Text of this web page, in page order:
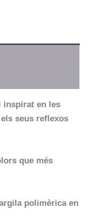
inspirat en les
seus reflexos
que més
polimèrica en